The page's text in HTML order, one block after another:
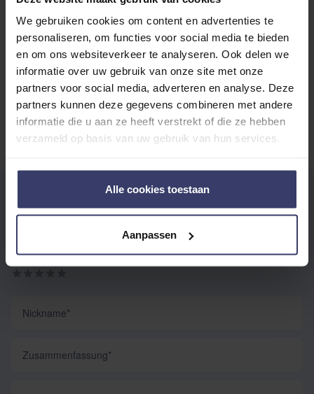
We gebruiken cookies om content en advertenties te
personaliseren, om functies voor social media te bieden
en om ons websiteverkeer te analyseren. Ook delen we
informatie over uw gebruik van onze site met onze
partners voor social media, adverteren en analyse. Deze
partners kunnen deze gegevens combineren met andere
informatie die u aan ze heeft verstrekt of die ze hebben
verzameld op basis van uw gebruik van hun services.
Alle cookies toestaan
Aanpassen
Top customer reviews
No reviews
EIGENE BEWERTUNG SCHREIBEN
Sie bewerten:
Ihre Bewertung: